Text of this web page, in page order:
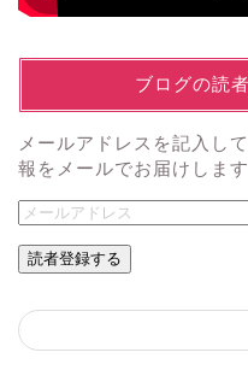
↓ブログの読
メールアドレスを記入し
報をメールでお届けしま
読者登録する